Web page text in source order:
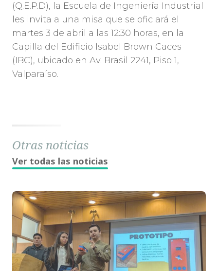
(Q.E.P.D), la Escuela de Ingeniería Industrial
les invita a una misa que se oficiará el
martes 3 de abril a las 12:30 horas, en la
Capilla del Edificio Isabel Brown Caces
(IBC), ubicado en Av. Brasil 2241, Piso 1,
Valparaíso.
Otras noticias
Ver todas las noticias